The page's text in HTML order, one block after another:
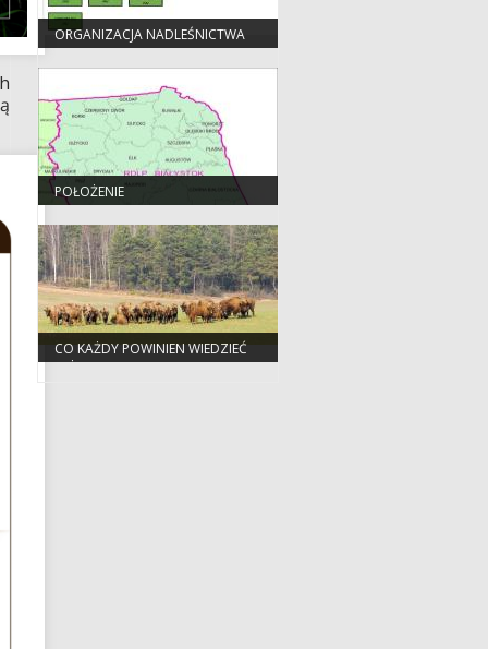
ORGANIZACJA NADLEŚNICTWA
POŁOŻENIE
CO KAŻDY POWINIEN WIEDZIEĆ
O ŻUBRZE